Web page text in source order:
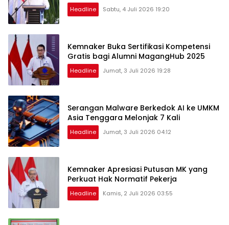
Headline Sabtu, 4 Juli 2026 19:20
Kemnaker Buka Sertifikasi Kompetensi
Gratis bagi Alumni MagangHub 2025
Headline Jumat, 3 Juli 2026 19:28
Serangan Malware Berkedok AI ke UMKM
Asia Tenggara Melonjak 7 Kali
Headline Jumat, 3 Juli 2026 04:12
Kemnaker Apresiasi Putusan MK yang
Perkuat Hak Normatif Pekerja
Headline Kamis, 2 Juli 2026 03:55